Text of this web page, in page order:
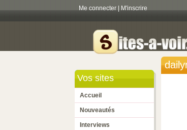
Me connecter M'inscrire
Vos sites
Accueil
Nouveautés
Interviews